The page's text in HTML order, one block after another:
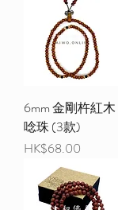
6mm 金剛杵紅木
唸珠 (3款)
價格
HK$68.00